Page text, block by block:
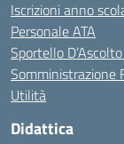
Iscrizioni anno
Personale ATA
Sportello
Somministrazione
Utilità
Didattica